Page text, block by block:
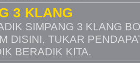
3 KLANG
SIMPANG 3 KLANG
DISINI, TUKAR
BERADIK KITA.